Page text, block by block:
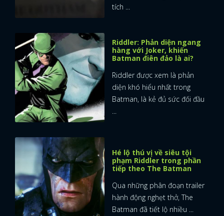
tích ...
Riddler: Phản diện ngang
hàng với Joker, khiến
Batman điên đảo là ai?
Riddler được xem là phản
diện khó hiểu nhất trong
Batman, là kẻ đủ sức đối đầu
...
Hé lộ thú vị về siêu tội
phạm Riddler trong phần
tiếp theo The Batman
Qua những phân đoạn trailer
hành động nghẹt thở, The
Batman đã tiết lộ nhiều ...